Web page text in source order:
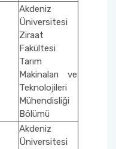
Akdeniz
Üniversitesi
Ziraat
Fakültesi
Tarım
Makinaları ve
Teknolojileri
Mühendisliği
Bölümü
Akdeniz
Üniversitesi